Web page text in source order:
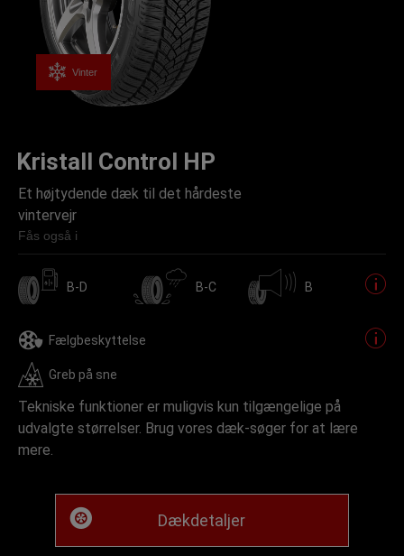
Vinter
Kristall Control HP
Et højtydende dæk til det hårdeste
vintervejr
Fås også i
B-D B-C B
Fælgbeskyttelse
Greb på sne
Tekniske funktioner er muligvis kun tilgængelige på
udvalgte størrelser. Brug vores dæk-søger for at lære
mere.
Dækdetaljer